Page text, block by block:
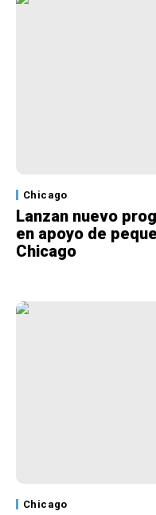
Chicago
Lanzan nuevo
en apoyo de
Chicago
Chicago